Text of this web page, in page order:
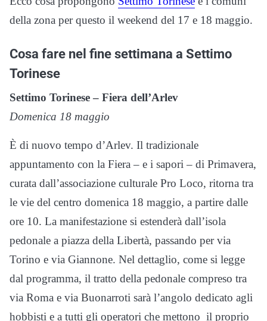
della zona per questo il weekend del 17 e 18 maggio.
Cosa fare nel fine settimana a Settimo
Torinese
Settimo Torinese – Fiera dell’Arlev
Domenica 18 maggio
È di nuovo tempo d’Arlev. Il tradizionale
appuntamento con la Fiera – e i sapori – di Primavera,
curata dall’associazione culturale Pro Loco, ritorna tra
le vie del centro domenica 18 maggio, a partire dalle
ore 10. La manifestazione si estenderà dall’isola
pedonale a piazza della Libertà, passando per via
Torino e via Giannone. Nel dettaglio, come si legge
dal programma, il tratto della pedonale compreso tra
via Roma e via Buonarroti sarà l’angolo dedicato agli
hobbisti e a tutti gli operatori che mettono il proprio